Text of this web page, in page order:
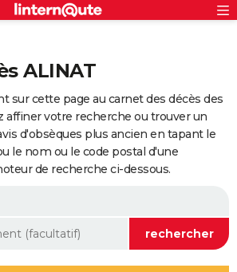
ALINAT
sur cette page au carnet des décès des
affiner votre recherche ou trouver un
d'obsèques plus ancien en tapant le
le nom ou le code postal d'une
de recherche ci-dessous.